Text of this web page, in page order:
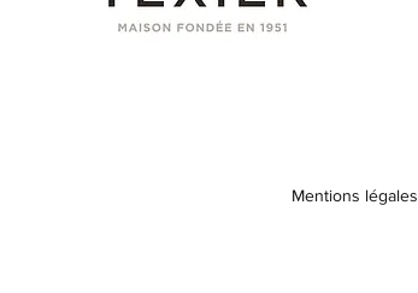
Mentions légales